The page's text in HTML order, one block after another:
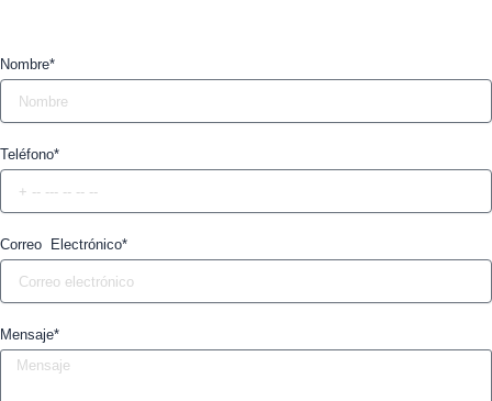
Nombre*
Teléfono*
Correo Electrónico*
Mensaje*